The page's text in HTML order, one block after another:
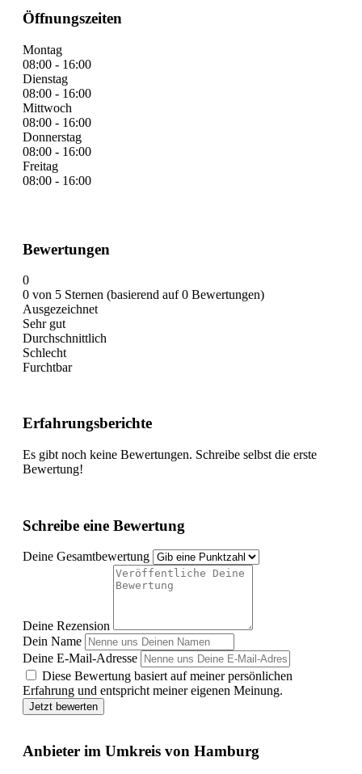
Öffnungszeiten
Montag
08:00 - 16:00
Dienstag
08:00 - 16:00
Mittwoch
08:00 - 16:00
Donnerstag
08:00 - 16:00
Freitag
08:00 - 16:00
Bewertungen
0
0 von 5 Sternen (basierend auf 0 Bewertungen)
Ausgezeichnet
Sehr gut
Durchschnittlich
Schlecht
Furchtbar
Erfahrungsberichte
Es gibt noch keine Bewertungen. Schreibe selbst die erste
Bewertung!
Schreibe eine Bewertung
Deine Gesamtbewertung
Deine Rezension
Dein Name
Deine E-Mail-Adresse
Diese Bewertung basiert auf meiner persönlichen
Erfahrung und entspricht meiner eigenen Meinung.
Jetzt bewerten
Anbieter im Umkreis von Hamburg